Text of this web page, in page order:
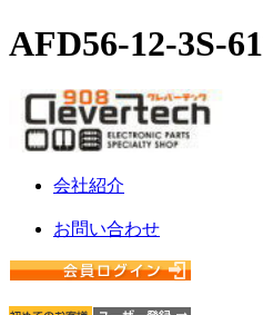
AFD56-12-3S-
会社紹介
お問い合わせ